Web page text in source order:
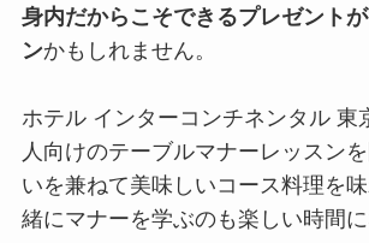
身内だからこそできるプレゼント
ンかもしれません。
ホテル インターコンチネンタル 東
人向けのテーブルマナーレッスン
いを兼ねて美味しいコース料理を
緒にマナーを学ぶのも楽しい時間